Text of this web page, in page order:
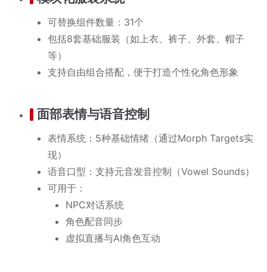
可替换组件数量：31个
包括8套基础服装（如上衣、裤子、外套、帽子
等）
支持自由组合搭配，便于打造个性化角色形象
面部表情与语音控制
表情系统：5种基础情绪（通过Morph Targets实
现）
语音口型：支持元音发音控制（Vowel Sounds）
可用于：
NPC对话系统
角色配音同步
虚拟直播与AI角色互动